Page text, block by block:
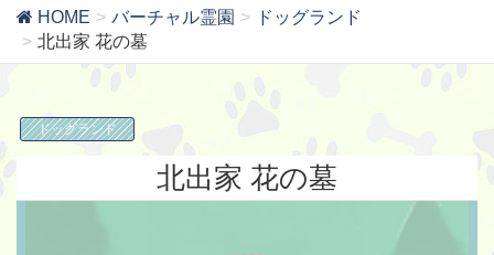
HOME バーチャル霊園
ドッグランド
北出家 花の墓
ドッグランド
北出家 花の墓